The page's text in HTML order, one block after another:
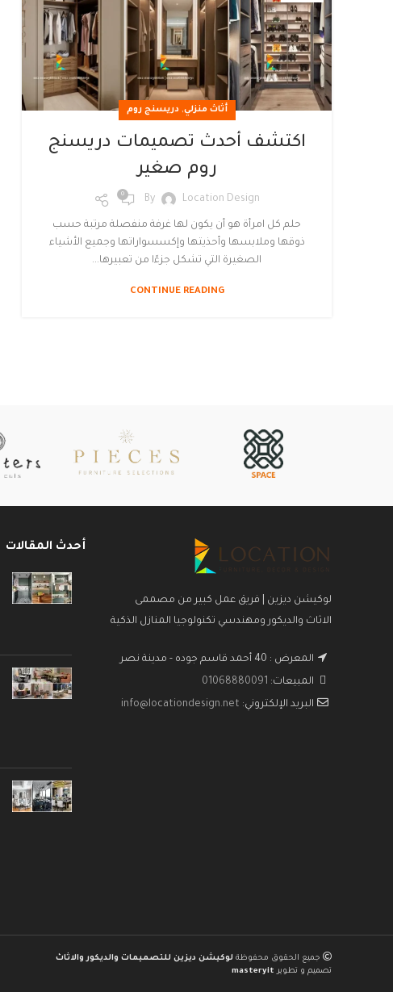
أثاث منزلي, دريسنج روم
اكتشف أحدث تصميمات دريسنج
روم صغير
By Location Design
0
حلم كل امرأة هو أن يكون لها غرفة منفصلة مرتبة حسب
ذوقها وملابسها وأحذيتها وإكسسواراتها وجميع الأشياء
الصغيرة التي تشكل جزءًا من تعبيرها...
CONTINUE READING
لوكيشن ديزين | فريق عمل كبير من مصممى
الاثاث والديكور ومهندسي تكنولوجيا المنازل الذكية
المعرض : 40 أحمد قاسم جوده - مدينة نصر
المبيعات: 01068880091
البريد الإلكتروني: info@locationdesign.net
أحدث المقالات
جميع الحقوق محفوظة لوكيشن ديزين للتصميمات والديكور والاثاث
تصميم و تطوير masteryit